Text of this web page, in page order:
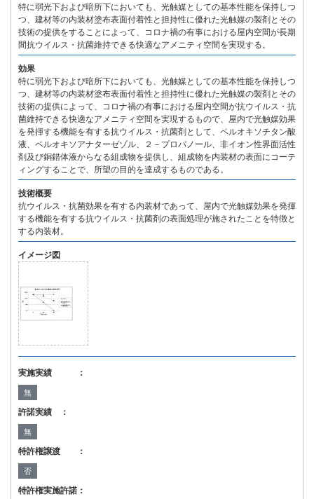
特に弱光下および暗所下においても、光触媒としての基本性能を保持しつ
つ、建材等の内装材塗布表面付着性と担持性に優れた光触媒の製剤とその
技術の提供をすることによって、コロナ禍の有事における屋内空間が長期
間抗ウイルス・抗菌維持できる快適なアメニティ空間を実現する。
効果
特に弱光下および暗所下においても、光触媒としての基本性能を保持しつ
つ、建材等の内装材塗布表面付着性と担持性に優れた光触媒の製剤とその
技術の提供によって、コロナ禍の有事における屋内空間が抗ウイルス・抗
菌維持できる快適なアメニティ空間を実現するもので、屋内で光触媒効果
を発揮する機能を有する抗ウイルス・抗菌剤として、ペルオキソチタン酸
液、ペルオキソアナターゼゾル、２－プロパノール、非イオン性界面活性
剤及び銅錯体液からなる組成物を提供し、組成物を内装材の表面にコーテ
ィングすることで、所望の目的を達成するものである。
技術概要
抗ウイルス・抗菌効果を有する内装材であって、屋内で光触媒効果を発揮
する機能を有する抗ウイルス・抗菌剤の表面処理が施されたことを特徴と
する内装材。
イメージ図
実施実績 ：
無
許諾実績 ：
無
特許権譲渡 ：
否
特許権実施許諾：